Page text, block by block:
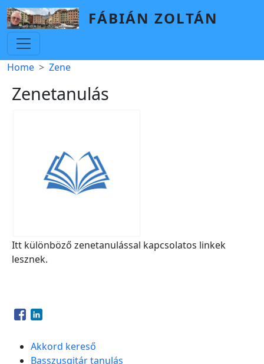
Skip to main content
FÁBIÁN ZOLTÁN
Breadcrumb
Home Zene
Zenetanulás
Itt különböző zenetanulással kapcsolatos linkek
lesznek.
Opens in a new window
Opens in a new window
Akkord kereső
Basszusgitár tanulás